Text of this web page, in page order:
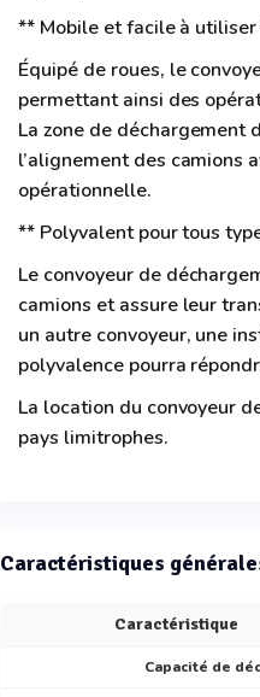
** Mobile et facile à
Équipé de roues, le
permettant ainsi des
La zone de
l’alignement des camions
opérationnelle.
** Polyvalent pour tous
Le convoyeur de
camions et assure leur
un autre convoyeur, une
polyvalence pourra
La location du convoyeur
pays limitrophes.
Caractéristiques
Caractéristique
Capacité de